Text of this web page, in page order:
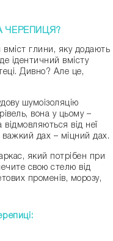
ЧЕРЕПИЦЯ?
вміст глини, яку додають
ідентичний вмісту
Дивно? Але це,
шумоізоляцію
вона у цьому –
відмовляються від неї
важкий дах – міцний дах.
який потрібен при
свою стелю від
променів, морозу,